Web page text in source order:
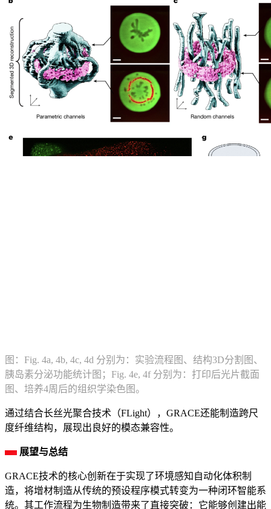
图：Fig. 4a, 4b, 4c, 4d 分别为：实验流程图、结构3D分割图、
胰岛素分泌功能统计图；Fig. 4e, 4f 分别为：打印后光片截面
图、培养4周后的组织学染色图。
通过结合长丝光聚合技术（FLight），GRACE还能制造跨尺
度纤维结构，展现出良好的模态兼容性。
展望与总结
GRACE技术的核心创新在于实现了环境感知自动化体积制
造，将增材制造从传统的预设程序模式转变为一种闭环智能系
统。其工作流程为生物制造带来了直接突破：它能够创建出能